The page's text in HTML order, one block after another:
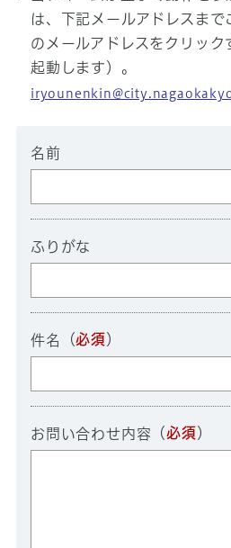
は、下記メールアドレスま
のメールアドレスをクリッ
起動します）。
名前
ふりがな
件名 （必須 ）
お問い合わせ内容 （必須 ）